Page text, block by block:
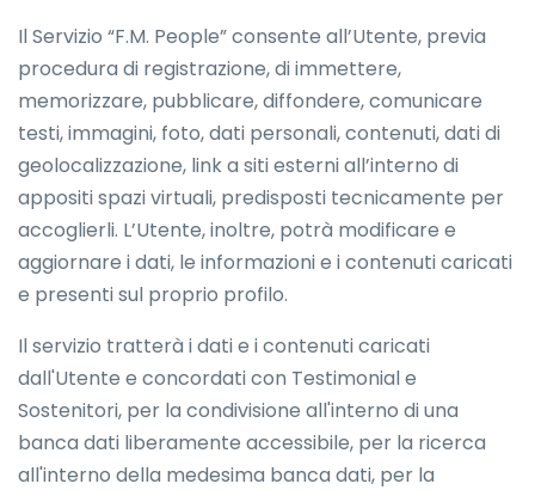
Il Servizio “F.M. People” consente all’Utente, previa
procedura di registrazione, di immettere,
memorizzare, pubblicare, diffondere, comunicare
testi, immagini, foto, dati personali, contenuti, dati di
geolocalizzazione, link a siti esterni all’interno di
appositi spazi virtuali, predisposti tecnicamente per
accoglierli. L’Utente, inoltre, potrà modificare e
aggiornare i dati, le informazioni e i contenuti caricati
e presenti sul proprio profilo.
Il servizio tratterà i dati e i contenuti caricati
dall'Utente e concordati con Testimonial e
Sostenitori, per la condivisione all'interno di una
banca dati liberamente accessibile, per la ricerca
all'interno della medesima banca dati, per la